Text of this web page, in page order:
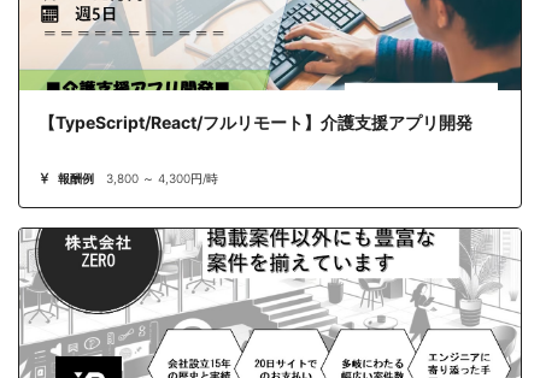
【TypeScript/React/フルリモート】介護支援アプリ開発
報酬例 3,800 ～ 4,300円/時